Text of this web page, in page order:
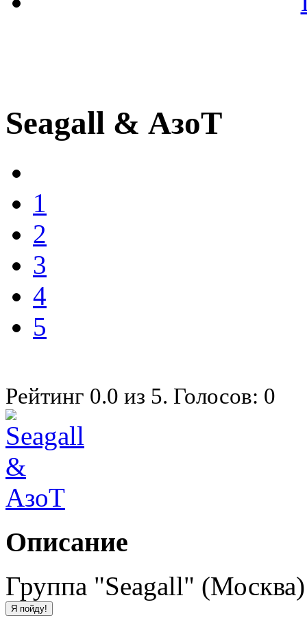
Seagall & АзоТ
1
2
3
4
5
Рейтинг 0.0 из 5. Голосов: 0
Описание
Группа "Seagall" (Москва)